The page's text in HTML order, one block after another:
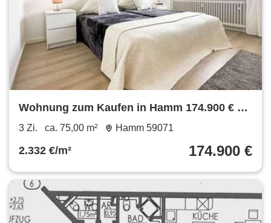
Wohnung zum Kaufen in Hamm 174.900 € 75
m²
3 Zi. ca. 75,00 m² Hamm 59071
2.332 €/m² 174.900 €